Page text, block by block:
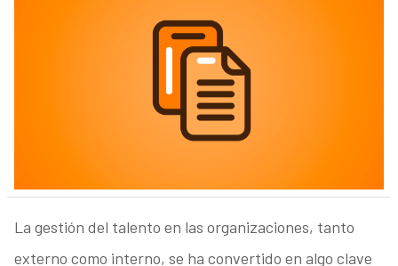
La gestión del talento en las organizaciones, tanto
externo como interno, se ha convertido en algo clave